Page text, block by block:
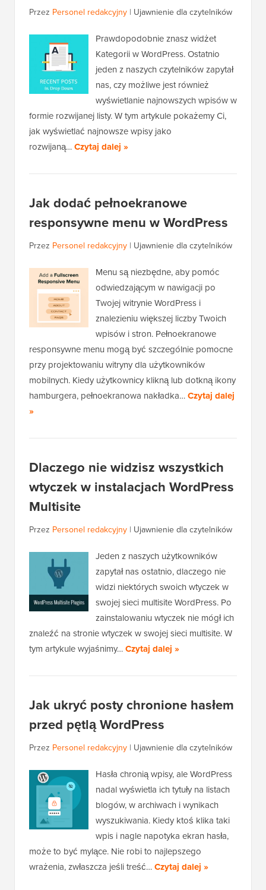
Przez Personel redakcyjny | Ujawnienie dla czytelników
Prawdopodobnie znasz widżet
Kategorii w WordPress. Ostatnio
jeden z naszych czytelników zapytał
nas, czy możliwe jest również
wyświetlanie najnowszych wpisów w
formie rozwijanej listy. W tym artykule pokażemy Ci,
jak wyświetlać najnowsze wpisy jako
rozwijaną…Czytaj dalej »
Jak dodać pełnoekranowe
responsywne menu w WordPress
Przez Personel redakcyjny | Ujawnienie dla czytelników
Menu są niezbędne, aby pomóc
odwiedzającym w nawigacji po
Twojej witrynie WordPress i
znalezieniu większej liczby Twoich
wpisów i stron. Pełnoekranowe
responsywne menu mogą być szczególnie pomocne
przy projektowaniu witryny dla użytkowników
mobilnych. Kiedy użytkownicy klikną lub dotkną ikony
hamburgera, pełnoekranowa nakładka…Czytaj dalej
»
Dlaczego nie widzisz wszystkich
wtyczek w instalacjach WordPress
Multisite
Przez Personel redakcyjny | Ujawnienie dla czytelników
Jeden z naszych użytkowników
zapytał nas ostatnio, dlaczego nie
widzi niektórych swoich wtyczek w
swojej sieci multisite WordPress. Po
zainstalowaniu wtyczek nie mógł ich
znaleźć na stronie wtyczek w swojej sieci multisite. W
tym artykule wyjaśnimy…Czytaj dalej »
Jak ukryć posty chronione hasłem
przed pętlą WordPress
Przez Personel redakcyjny | Ujawnienie dla czytelników
Hasła chronią wpisy, ale WordPress
nadal wyświetla ich tytuły na listach
blogów, w archiwach i wynikach
wyszukiwania. Kiedy ktoś klika taki
wpis i nagle napotyka ekran hasła,
może to być mylące. Nie robi to najlepszego
wrażenia, zwłaszcza jeśli treść…Czytaj dalej »